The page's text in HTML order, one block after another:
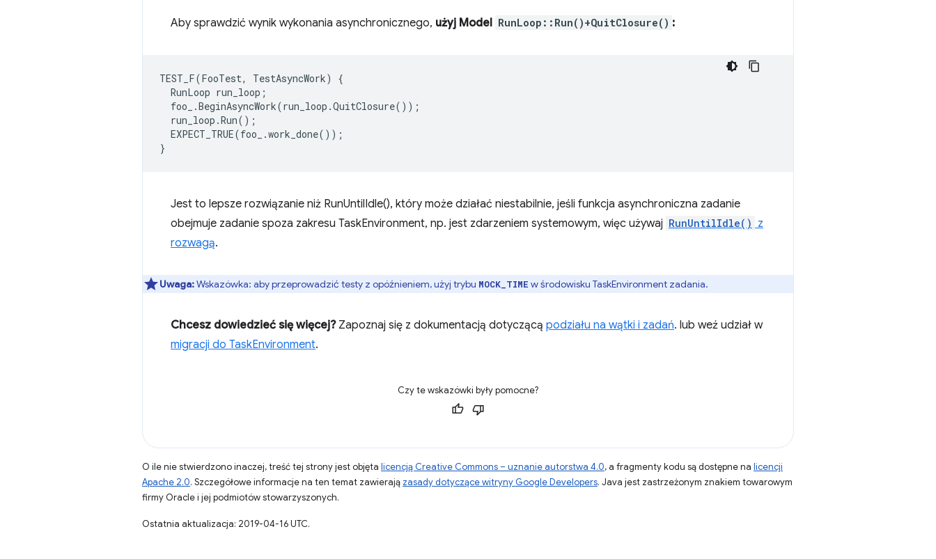
Aby sprawdzić wynik wykonania asynchronicznego, użyj Model RunLoop::Run()+QuitClosure() :
TEST_F(FooTest, TestAsyncWork)
{
RunLoop run_loop ;
foo_
.BeginAsyncWork(run_loop .QuitClosure());
run_loop .Run();
EXPECT_TRUE(foo_ .work_done());
}
Jest to lepsze rozwiązanie niż RunUntilIdle(), który może działać niestabilnie, jeśli funkcja asynchroniczna zadanie
obejmuje zadanie spoza zakresu TaskEnvironment, np. jest zdarzeniem systemowym, więc używaj RunUntilIdle() z
rozwagą.
Uwaga:Wskazówka: aby przeprowadzić testy z opóźnieniem, użyj trybu MOCK_TIME w środowisku TaskEnvironment zadania.
Chcesz dowiedzieć się więcej?Zapoznaj się z dokumentacją dotyczącą podziału na wątki i zadań. lub weź udział w
migracji do TaskEnvironment.
Czy te wskazówki były pomocne?
O ile nie stwierdzono inaczej, treść tej strony jest objęta licencją Creative Commons – uznanie autorstwa 4.0, a fragmenty kodu są dostępne na licencji
Apache 2.0. Szczegółowe informacje na ten temat zawierają zasady dotyczące witryny Google Developers. Java jest zastrzeżonym znakiem towarowym
firmy Oracle i jej podmiotów stowarzyszonych.
Ostatnia aktualizacja: 2019-04-16 UTC.